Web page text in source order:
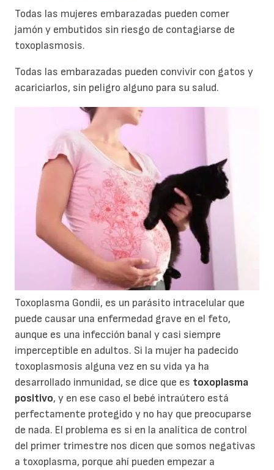
Todas las mujeres embarazadas pueden comer
jamón y embutidos sin riesgo de contagiarse de
toxoplasmosis.
Todas las embarazadas pueden convivir con gatos y
acariciarlos, sin peligro alguno para su salud.
Toxoplasma Gondii, es un parásito intracelular que
puede causar una enfermedad grave en el feto,
aunque es una infección banal y casi siempre
imperceptible en adultos. Si la mujer ha padecido
toxoplasmosis alguna vez en su vida ya ha
desarrollado inmunidad, se dice que es toxoplasma
positivo, y en ese caso el bebé intraútero está
perfectamente protegido y no hay que preocuparse
de nada. El problema es si en la analítica de control
del primer trimestre nos dicen que somos negativas
a toxoplasma, porque ahí pueden empezar a